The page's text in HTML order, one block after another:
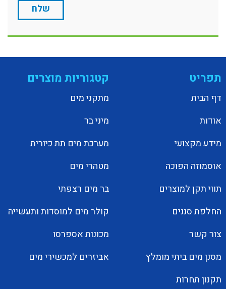
תפריט
דף הבית
אודות
מידע מקצועי
אוסמוזה הפוכה
תווי תקן למוצרים
החלפת סננים
צור קשר
מסנן מים ביתי מומלץ
תקנון תחרות
קטגוריות מוצרים
מתקני מים
מיני בר
מערכת מים תת כיורית
מטהרי מים
בר מים רצפתי
קולר מים למוסדות ותעשייה
מכונות אספרסו
אביזרים למכשירי מים